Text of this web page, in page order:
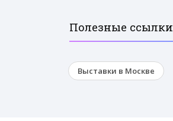
Полезные ссылки
Выставки в Москве